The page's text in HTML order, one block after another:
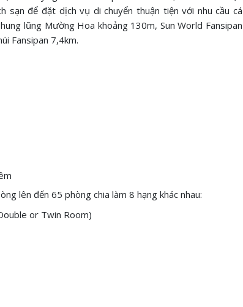
sạn để đặt dịch vụ di chuyển thuận tiện với nhu cầu cá
lũng Mường Hoa khoảng 130m, Sun World Fansipan
Fansipan 7,4km.
lên đến 65 phòng chia làm 8 hạng khác nhau:
or Twin Room)